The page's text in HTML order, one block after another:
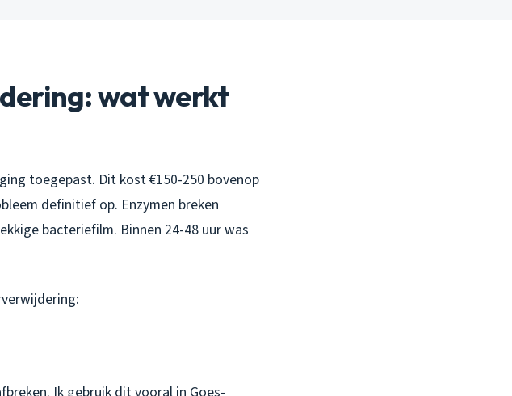
wat werkt
toegepast. Dit kost €150-250 bovenop
definitief op. Enzymen breken
bacteriefilm. Binnen 24-48 uur was